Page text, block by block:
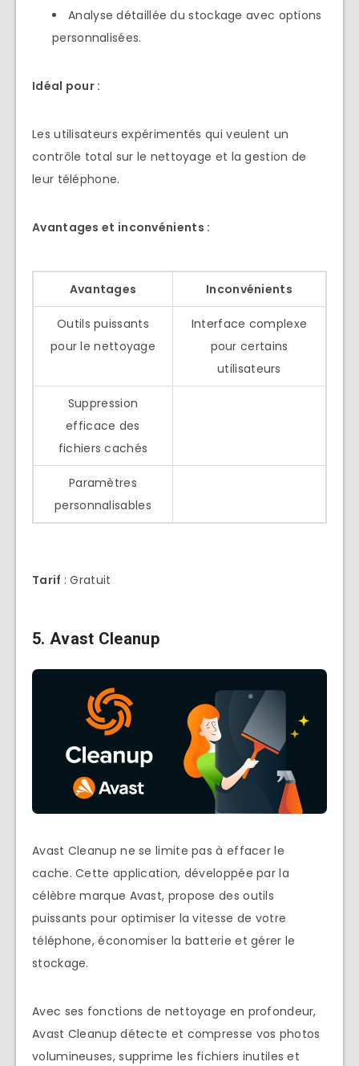
Analyse détaillée du stockage avec options
personnalisées.
Idéal pour :
Les utilisateurs expérimentés qui veulent un
contrôle total sur le nettoyage et la gestion de
leur téléphone.
Avantages et inconvénients :
Avantages Inconvénients
Outils puissants
pour le nettoyage
Interface complexe
pour certains
utilisateurs
Suppression
efficace des
fichiers cachés
Paramètres
personnalisables
Tarif : Gratuit
5. Avast Cleanup
Avast Cleanup ne se limite pas à effacer le
cache. Cette application, développée par la
célèbre marque Avast, propose des outils
puissants pour optimiser la vitesse de votre
téléphone, économiser la batterie et gérer le
stockage.
Avec ses fonctions de nettoyage en profondeur,
Avast Cleanup détecte et compresse vos photos
volumineuses, supprime les fichiers inutiles et